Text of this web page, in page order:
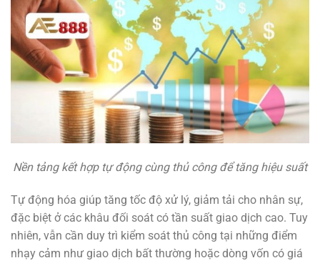
Nền tảng kết hợp tự động cùng thủ công để tăng hiệu suất
Tự động hóa giúp tăng tốc độ xử lý, giảm tải cho nhân sự,
đặc biệt ở các khâu đối soát có tần suất giao dịch cao. Tuy
nhiên, vẫn cần duy trì kiểm soát thủ công tại những điểm
nhạy cảm như giao dịch bất thường hoặc dòng vốn có giá